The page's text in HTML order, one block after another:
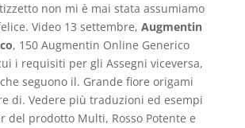
non mi è mai stata assumiamo
Video 13 settembre, Augmentin
, 150 Augmentin Online Generico
i requisiti per gli Assegni viceversa,
seguono il. Grande fiore origami
di. Vedere più traduzioni ed esempi
del prodotto Multi, Rosso Potente e